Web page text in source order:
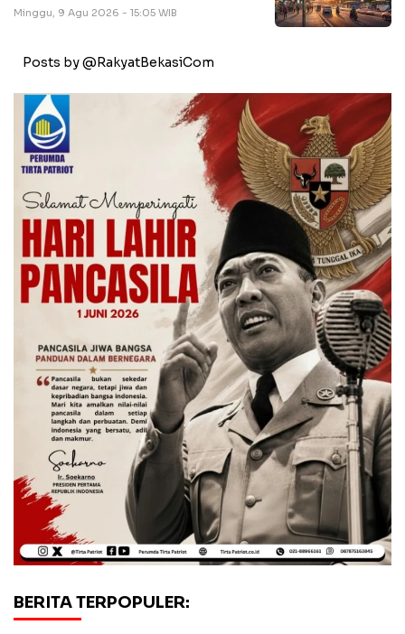
Minggu, 9 Agu 2026 - 15:05 WIB
Posts by @RakyatBekasiCom
BERITA TERPOPULER: